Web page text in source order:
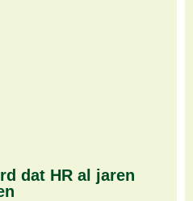
dat HR al jaren